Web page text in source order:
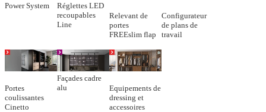
Power System
Réglettes LED
recoupables
Line
Relevant de
portes
FREEslim flap
Configurateur
de plans de
travail
Portes
coulissantes
Cinetto
Façades cadre
alu
Equipements de
dressing et
accessoires